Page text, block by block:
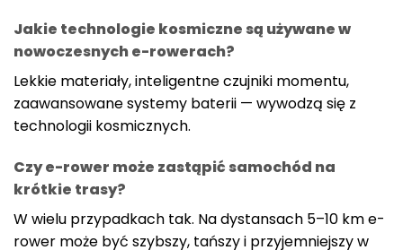
Jakie technologie kosmiczne są używane w
nowoczesnych e-rowerach?
Lekkie materiały, inteligentne czujniki momentu,
zaawansowane systemy baterii — wywodzą się z
technologii kosmicznych.
Czy e-rower może zastąpić samochód na
krótkie trasy?
W wielu przypadkach tak. Na dystansach 5–10 km e-
rower może być szybszy, tańszy i przyjemniejszy w